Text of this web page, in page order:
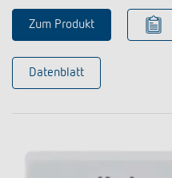
Zum Produkt
Datenblatt